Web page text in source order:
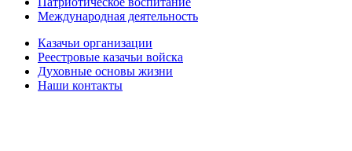
Международная деятельность
Казачьи организации
Реестровые казачьи войска
Духовные основы жизни
Наши контакты